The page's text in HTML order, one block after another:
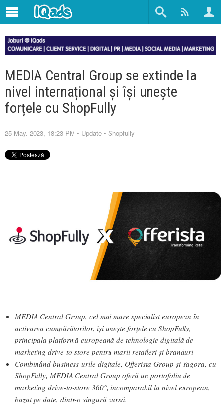
MEDIA Central Group se extinde la
nivel internațional și își unește
forțele cu ShopFully
25 May. 2023, 18:23 PM • Update • Shopfully
MEDIA Central Group, cel mai mare specialist european în
activarea cumpărătorilor, își unește forțele cu ShopFully,
principala platformă europeană de tehnologie digitală de
marketing drive-to-store pentru marii retaileri și branduri
Combinând business-urile digitale, Offerista Group și Yagora, cu
ShopFully, MEDIA Central Group oferă un portofoliu de
marketing drive-to-store 360°, incomparabil la nivel european,
bazat pe date, dintr-o singură sursă.